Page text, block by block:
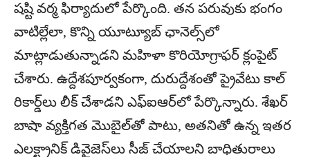
షష్టి వర్మ ఫిర్యాదులో పేర్కొంది. తన పరువుకు భంగం
వాటిల్లేలా, కొన్ని యూట్యూబ్‌ ఛానెల్స్‌లో
మాట్లాడుతున్నాడని మహిళా కొరియోగ్రాఫర్‌ క్లంపైట్‌
చేశారు. ఉద్దేశపూర్వకంగా, దురుద్దేశంతో ప్రైవేటు కాల్‌
రికార్డ్‌లు లీక్‌ చేశాడని ఎఫ్‌ఐఆర్‌లో పేర్కొన్నారు. శేఖర్‌
బాషా వ్యక్తిగత మొబైల్‌తో పాటు, అతనితో ఉన్న ఇతర
ఎలక్ట్రానిక్‌ డివైజెస్‌లు సీజ్‌ చేయాలని బాధితురాలు